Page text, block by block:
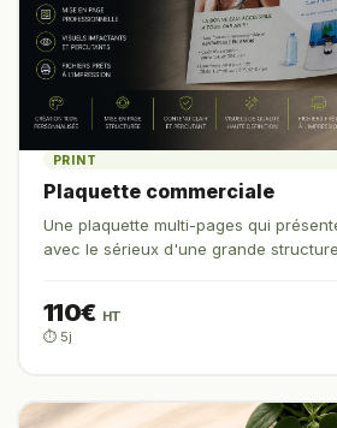
PRINT
Plaquette commerciale
Une plaquette multi-pages qui
avec le sérieux d'une grande
110€ HT
⏱️ 5j